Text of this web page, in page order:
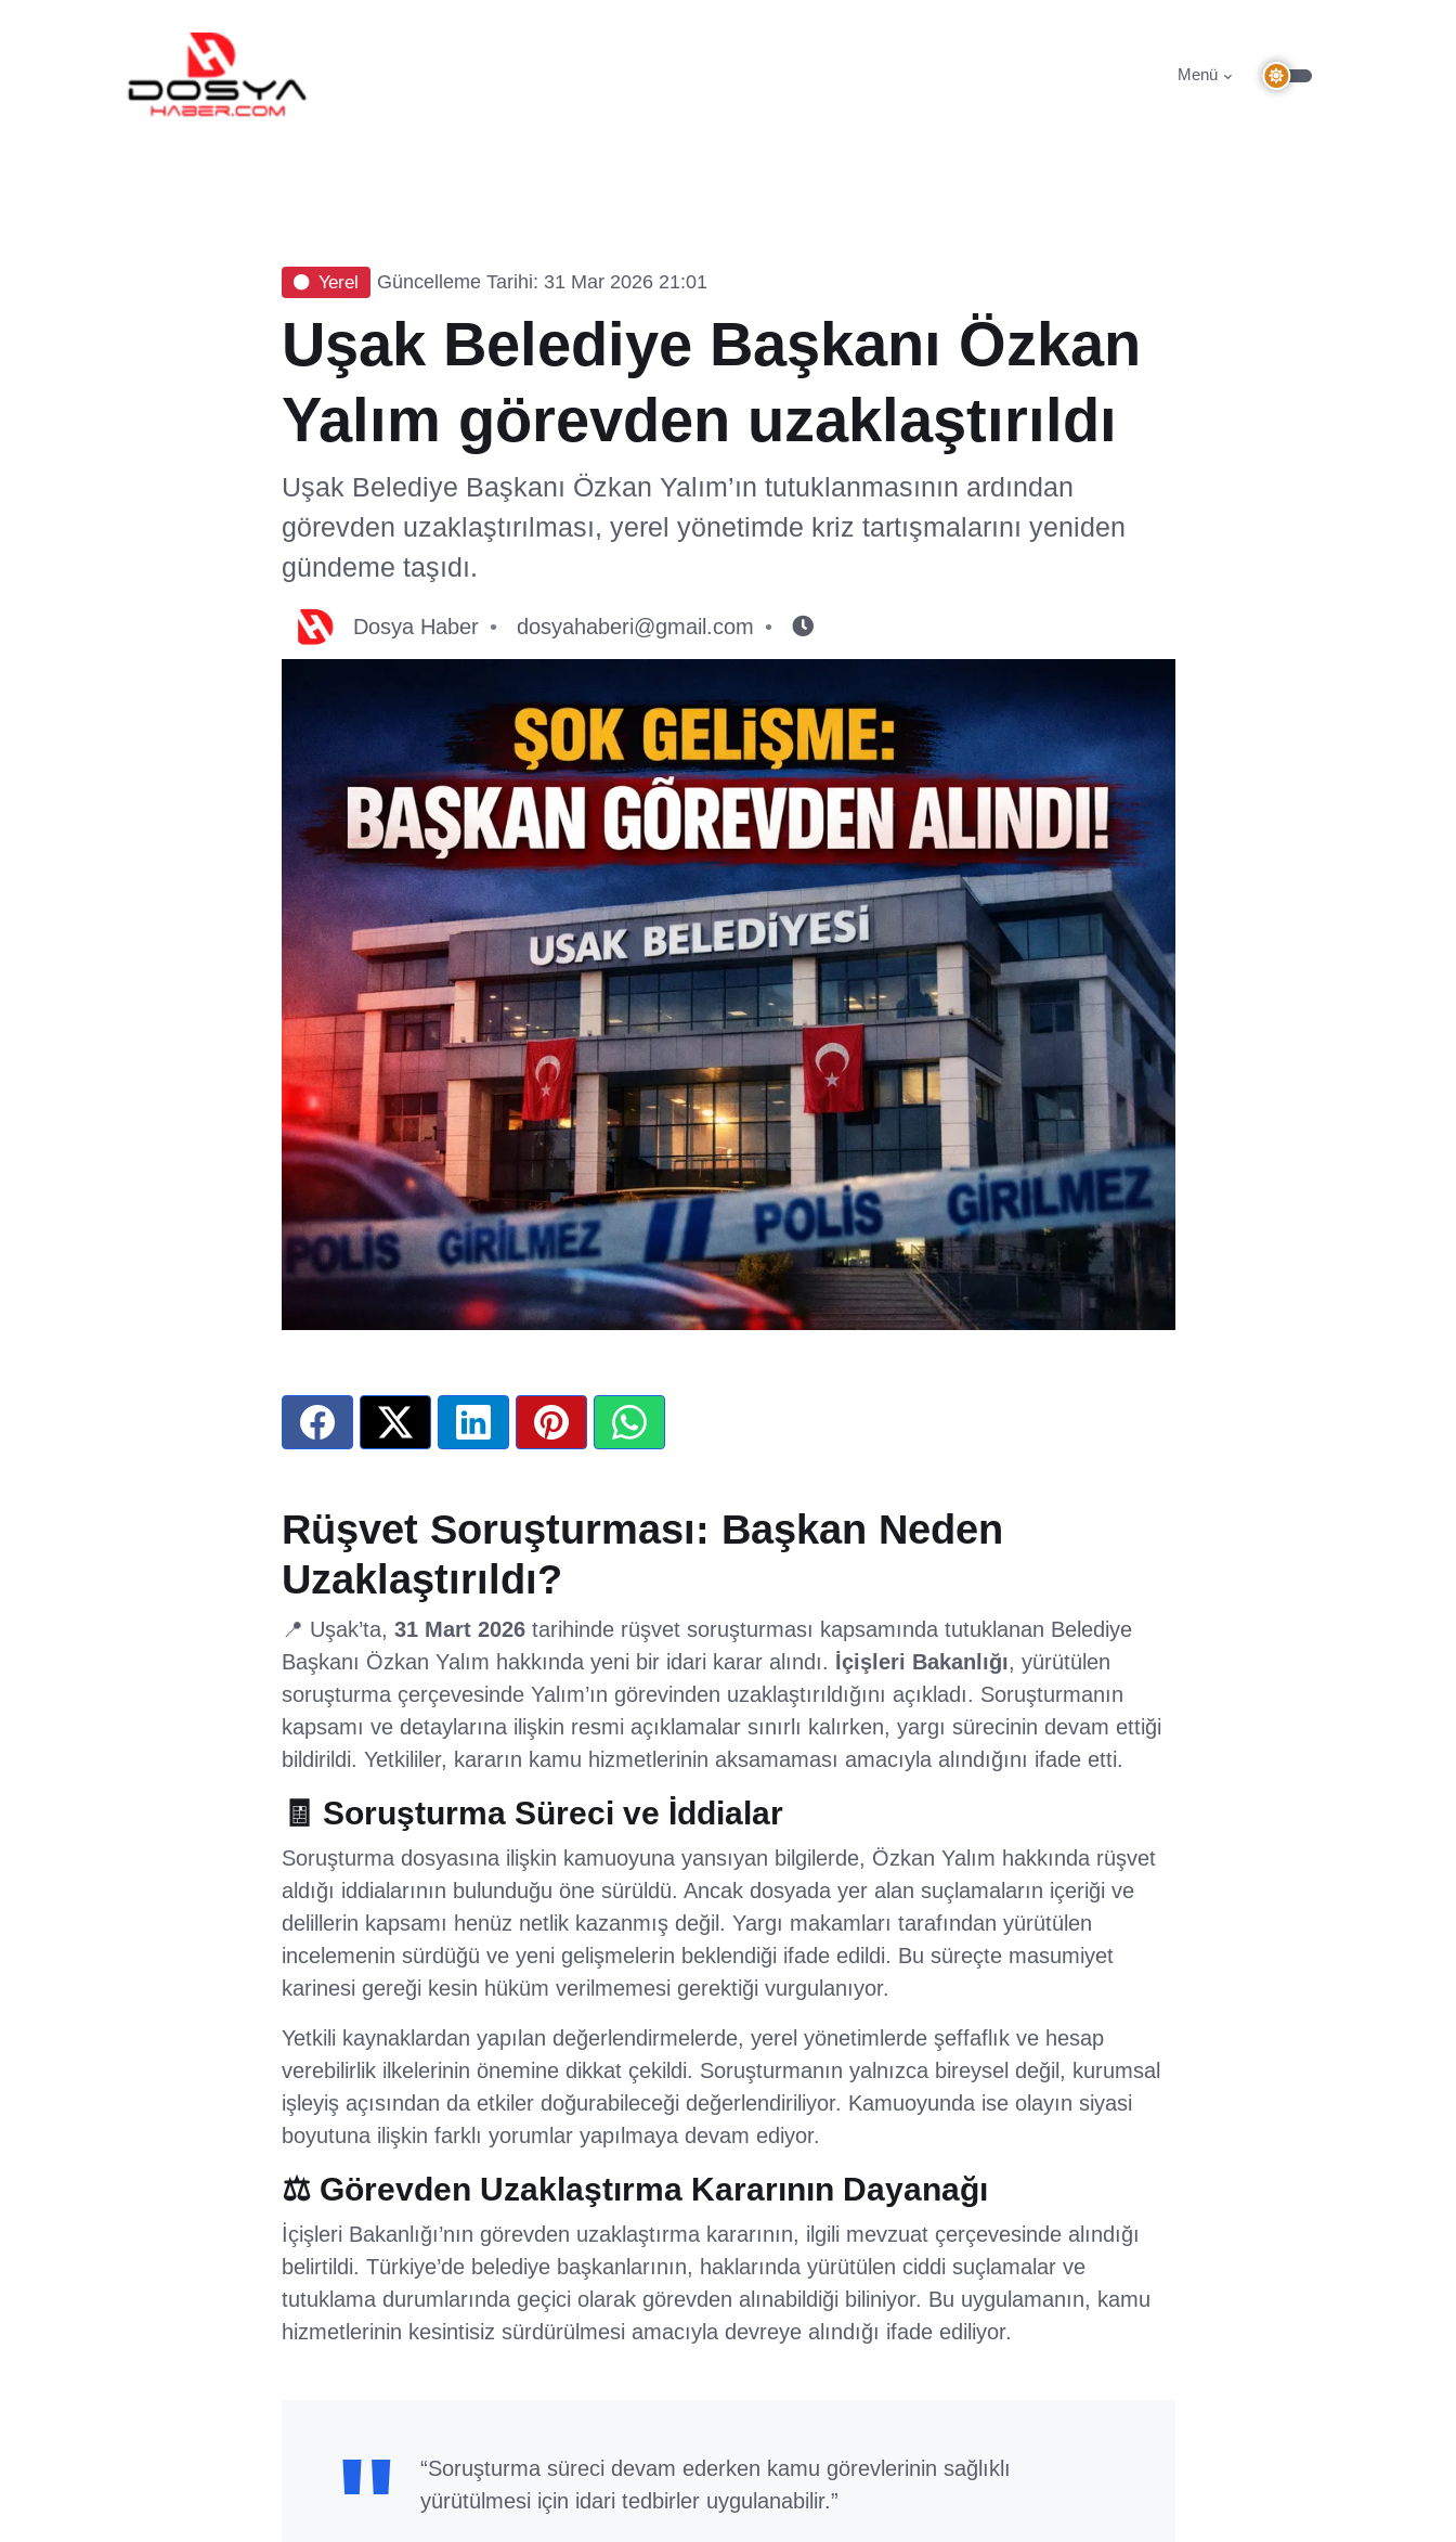
Menü
Yerel Güncelleme Tarihi: 31 Mar 2026 21:01
Uşak Belediye Başkanı Özkan
Yalım görevden uzaklaştırıldı
Uşak Belediye Başkanı Özkan Yalım’ın tutuklanmasının ardından
görevden uzaklaştırılması, yerel yönetimde kriz tartışmalarını yeniden
gündeme taşıdı.
Dosya Haber dosyahaberi@gmail.com
Rüşvet Soruşturması: Başkan Neden
Uzaklaştırıldı?
📍 Uşak’ta, 31 Mart 2026tarihinde rüşvet soruşturması kapsamında tutuklanan Belediye
Başkanı Özkan Yalım hakkında yeni bir idari karar alındı. İçişleri Bakanlığı, yürütülen
soruşturma çerçevesinde Yalım’ın görevinden uzaklaştırıldığını açıkladı. Soruşturmanın
kapsamı ve detaylarına ilişkin resmi açıklamalar sınırlı kalırken, yargı sürecinin devam ettiği
bildirildi. Yetkililer, kararın kamu hizmetlerinin aksamaması amacıyla alındığını ifade etti.
🧾 Soruşturma Süreci ve İddialar
Soruşturma dosyasına ilişkin kamuoyuna yansıyan bilgilerde, Özkan Yalım hakkında rüşvet
aldığı iddialarının bulunduğu öne sürüldü. Ancak dosyada yer alan suçlamaların içeriği ve
delillerin kapsamı henüz netlik kazanmış değil. Yargı makamları tarafından yürütülen
incelemenin sürdüğü ve yeni gelişmelerin beklendiği ifade edildi. Bu süreçte masumiyet
karinesi gereği kesin hüküm verilmemesi gerektiği vurgulanıyor.
Yetkili kaynaklardan yapılan değerlendirmelerde, yerel yönetimlerde şeffaflık ve hesap
verebilirlik ilkelerinin önemine dikkat çekildi. Soruşturmanın yalnızca bireysel değil, kurumsal
işleyiş açısından da etkiler doğurabileceği değerlendiriliyor. Kamuoyunda ise olayın siyasi
boyutuna ilişkin farklı yorumlar yapılmaya devam ediyor.
⚖️ Görevden Uzaklaştırma Kararının Dayanağı
İçişleri Bakanlığı’nın görevden uzaklaştırma kararının, ilgili mevzuat çerçevesinde alındığı
belirtildi. Türkiye’de belediye başkanlarının, haklarında yürütülen ciddi suçlamalar ve
tutuklama durumlarında geçici olarak görevden alınabildiği biliniyor. Bu uygulamanın, kamu
hizmetlerinin kesintisiz sürdürülmesi amacıyla devreye alındığı ifade ediliyor.
“Soruşturma süreci devam ederken kamu görevlerinin sağlıklı
yürütülmesi için idari tedbirler uygulanabilir.”